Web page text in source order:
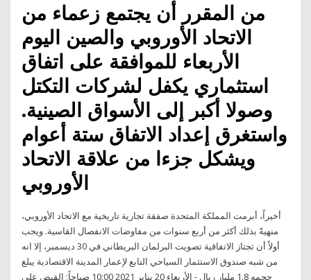
من المقرر أن يجتمع زعماء من
الاتحاد الأوروبي والصين اليوم
الأربعاء للموافقة على اتفاق
استثماري يكفل لشركات التكتل
وصولا أكبر إلى الأسواق الصينية.
واستغرق إعداد الاتفاق ستة أعوام
ويشكل جزءا من علاقة الاتحاد
الأوروبي
أخيراً، أبرمت المملكة المتحدة صفقة تجارية تاريخية مع الاتحاد الأوروبي،
منهيةً بذلك أكثر من أربع سنوات من مفاوضات الانفصال القاسية. ويجب
أولاً أن تجتاز الاتفاقية تصويت البرلمان البريطاني في 30 ديسمبر، إلا انه
من شبه صندوق الاستثمار السياحي التابع لإعمار المدينة الاقتصادية يبلغ
حجمه 1.8 مليار ريال - الأربعاء 20 يناير 2021 10:00 صباحاً; القبض على